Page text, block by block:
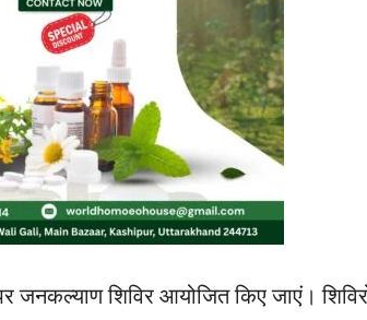
जनकल्याण शिविर आयोजित किए जाएं।